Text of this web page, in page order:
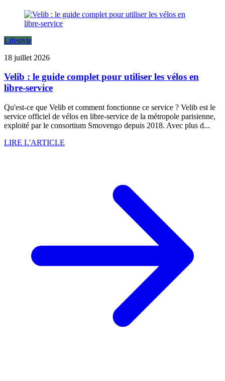
Lifestyle
18 juillet 2026
Velib : le guide complet pour utiliser les vélos en
libre-service
Qu'est-ce que Velib et comment fonctionne ce service ? Velib est le
service officiel de vélos en libre-service de la métropole parisienne,
exploité par le consortium Smovengo depuis 2018. Avec plus d...
LIRE L'ARTICLE